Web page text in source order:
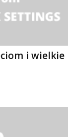
i wielkie